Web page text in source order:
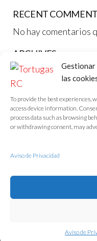
Gestionar
las
To provide the best experiences,
access device information.
process data such as browsing
or withdrawing consent, may
Aviso de Privacidad
Aviso de
RECENT
No hay comentarios
ARCHIVES
noviembre 2024
abril 2019
CATEGORIES
Category #1
Category #2
Tema